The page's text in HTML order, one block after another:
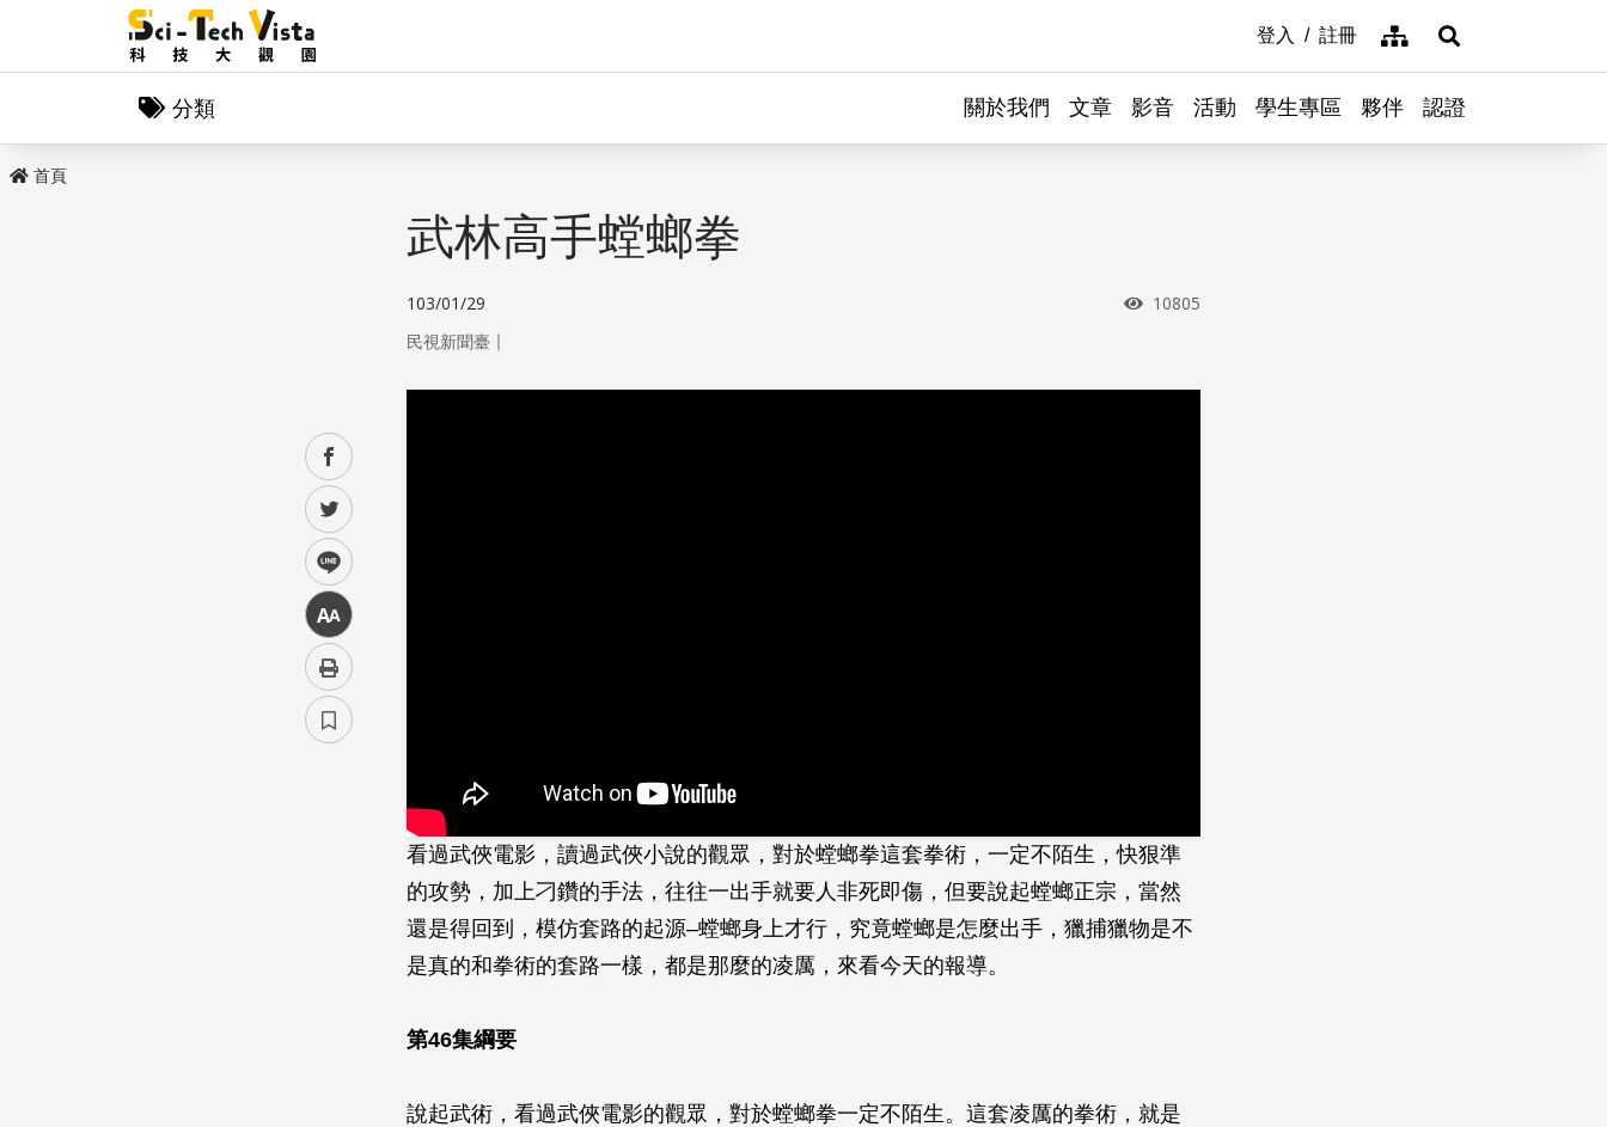
登入 註冊 網站導覽展開搜尋
分類 關於我們 文章 影音 活動 學生專區 夥伴 認證
首頁
facebook
twitter
line
中
武林高手螳螂拳
103/01/29 瀏覽次數
10805
民視新聞臺 ｜
看過武俠電影，讀過武俠小說的觀眾，對於螳螂拳這套拳術，一定不陌生，快狠準
的攻勢，加上刁鑽的手法，往往一出手就要人非死即傷，但要說起螳螂正宗，當然
還是得回到，模仿套路的起源–螳螂身上才行，究竟螳螂是怎麼出手，獵捕獵物是不
是真的和拳術的套路一樣，都是那麼的凌厲，來看今天的報導。
第46集綱要
說起武術，看過武俠電影的觀眾，對於螳螂拳一定不陌生。這套凌厲的拳術，就是